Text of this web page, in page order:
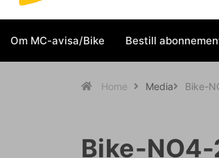
Om MC-avisa/Bike Bestill
Home Media Bike-
Bike-NO4-